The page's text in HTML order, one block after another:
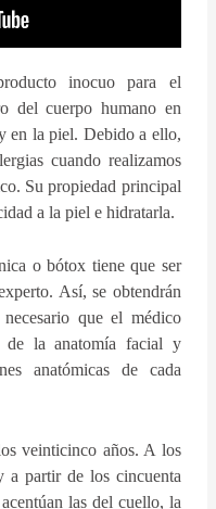
inocuo para el
del cuerpo humano en
en la piel. Debido a ello,
cuando realizamos
Su propiedad principal
a la piel e hidratarla.
o bótox tiene que ser
Así, se obtendrán
que el médico
de la anatomía facial y
anatómicas de cada
veinticinco años. A los
a partir de los cincuenta
las del cuello, la